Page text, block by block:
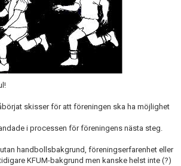
skisser för att föreningen ska ha möjlighet
i processen för föreningens nästa steg.
handbollsbakgrund, föreningserfarenhet eller
KFUM-bakgrund men kanske helst inte (?)